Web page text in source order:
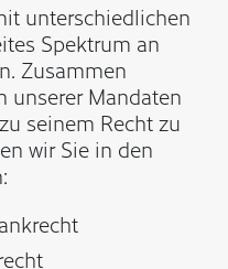
unterschiedlichen
Spektrum an
Zusammen
unserer Mandaten
seinem Recht zu
wir Sie in den